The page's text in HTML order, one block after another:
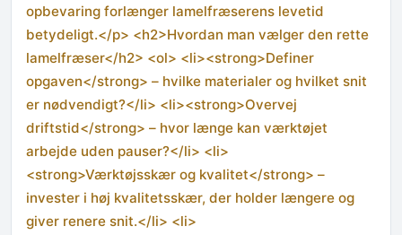
opbevaring forlænger lamelfræserens levetid
betydeligt.</p> <h2>Hvordan man vælger den rette
lamelfræser</h2> <ol> <li><strong>Definer
opgaven</strong> – hvilke materialer og hvilket snit
er nødvendigt?</li> <li><strong>Overvej
driftstid</strong> – hvor længe kan værktøjet
arbejde uden pauser?</li> <li>
<strong>Værktøjsskær og kvalitet</strong> –
invester i høj kvalitetsskær, der holder længere og
giver renere snit.</li> <li>